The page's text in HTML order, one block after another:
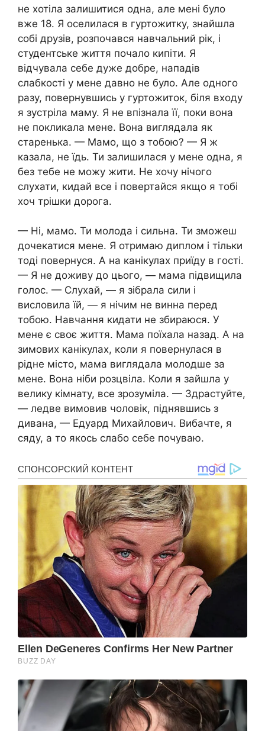
не хотіла залишитися одна, але мені було
вже 18. Я оселилася в гуртожитку, знайшла
собі друзів, розпочався навчальний рік, і
студентське життя почало кипіти. Я
відчувала себе дуже добре, нападів
слабкості у мене давно не було. Але одного
разу, повернувшись у гуртожиток, біля входу
я зустріла маму. Я не впізнала її, поки вона
не покликала мене. Вона виглядала як
старенька. — Мамо, що з тобою? — Я ж
казала, не їдь. Ти залишилася у мене одна, я
без тебе не можу жити. Не хочу нічого
слухати, кидай все і повертайся якщо я тобі
хоч трішки дорога.
— Ні, мамо. Ти молода і сильна. Ти зможеш
дочекатися мене. Я отримаю диплом і тільки
тоді повернуся. А на канікулах приїду в гості.
— Я не доживу до цього, — мама підвищила
голос. — Слухай, — я зібрала сили і
висловила їй, — я нічим не винна перед
тобою. Навчання кидати не збираюся. У
мене є своє життя. Мама поїхала назад. А на
зимових канікулах, коли я повернулася в
рідне місто, мама виглядала молодше за
мене. Вона ніби розцвіла. Коли я зайшла у
велику кімнату, все зрозуміла. — Здрастуйте,
— ледве вимовив чоловік, піднявшись з
дивана, — Едуард Михайлович. Вибачте, я
сяду, а то якось слабо себе почуваю.